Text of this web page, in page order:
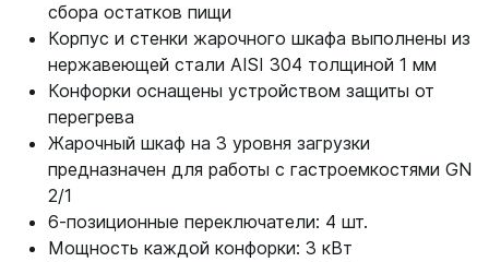
сбора остатков пищи
Корпус и стенки жарочного шкафа выполнены из
нержавеющей стали AISI 304 толщиной 1 мм
Конфорки оснащены устройством защиты от
перегрева
Жарочный шкаф на 3 уровня загрузки
предназначен для работы с гастроемкостями GN
2/1
6-позиционные переключатели: 4 шт.
Мощность каждой конфорки: 3 кВт